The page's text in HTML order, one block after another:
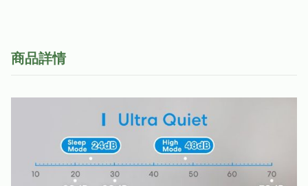
商品詳情